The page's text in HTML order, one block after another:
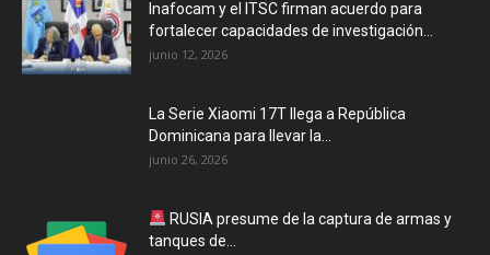
Inafocam y el ITSC firman acuerdo para
fortalecer capacidades de investigación...
junio 12, 2026
La Serie Xiaomi 17T llega a República
Dominicana para llevar la...
junio 26, 2026
RUSIA presume de la captura de armas y
tanques de...